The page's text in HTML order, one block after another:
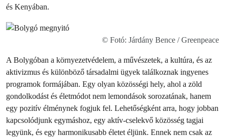
és Kenyában.
© Fotó: Járdány Bence / Greenpeace
A Bolygóban a környezetvédelem, a művészetek, a kultúra, és az
aktivizmus és különböző társadalmi ügyek találkoznak ingyenes
programok formájában. Egy olyan közösségi hely, ahol a zöld
gondolkodást és életmódot nem lemondások sorozatának, hanem
egy pozitív élménynek fogjuk fel. Lehetőségként arra, hogy jobban
kapcsolódjunk egymáshoz, egy aktív-cselekvő közösség tagjai
legyünk, és egy harmonikusabb életet éljünk. Ennek nem csak az